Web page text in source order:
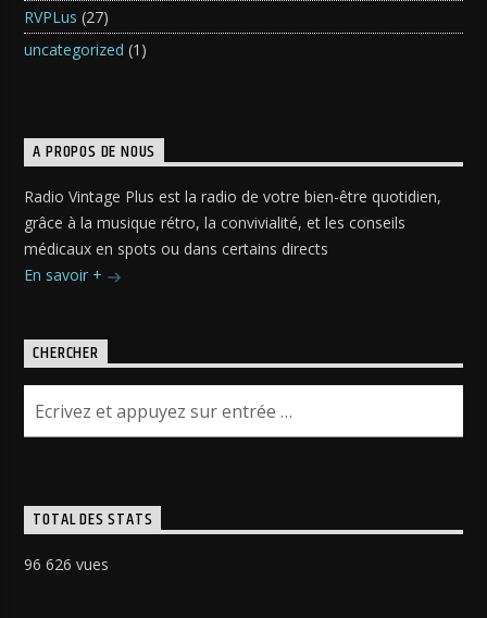
RVPLus (27)
uncategorized (1)
A PROPOS DE NOUS
Radio Vintage Plus est la radio de votre bien-être quotidien,
grâce à la musique rétro, la convivialité, et les conseils
médicaux en spots ou dans certains directs
En savoir +
CHERCHER
TOTAL DES STATS
96 626 vues